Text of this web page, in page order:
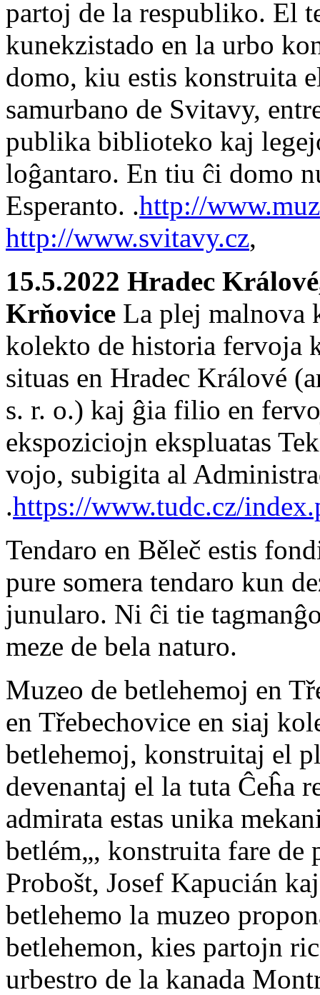
partoj de la respubliko. El
kunekzistado en la urbo
domo, kiu estis konstruita
samurbano de Svitavy,
publika biblioteko kaj
loĝantaro. En tiu ĉi domo
Esperanto. .http://
http://www.svitavy.cz,
15.5.2022 Hradec
Krňovice La plej malnova
kolekto de historia fervoja
situas en Hradec Králové
s. r. o.) kaj ĝia filio en
ekspoziciojn ekspluatas
vojo, subigita al
.https://www.tudc.cz/
Tendaro en Běleč estis
pure somera tendaro kun
junularo. Ni ĉi tie
meze de bela naturo.
Muzeo de betlehemoj en
en Třebechovice en siaj
betlehemoj, konstruitaj el
devenantaj el la tuta Ĉeĥa
admirata estas unika
betlém„, konstruita fare
Probošt, Josef Kapucián
betlehemo la muzeo
betlehemon, kies partojn
urbestro de la kanada